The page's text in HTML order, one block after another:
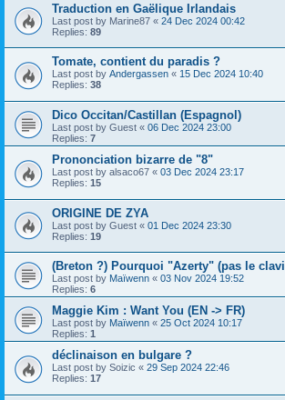
Traduction en Gaëlique Irlandais
Last post by Marine87 « 24 Dec 2024 00:42
Replies: 89
Tomate, contient du paradis ?
Last post by Andergassen « 15 Dec 2024 10:40
Replies: 38
Dico Occitan/Castillan (Espagnol)
Last post by Guest « 06 Dec 2024 23:00
Replies: 7
Prononciation bizarre de "8"
Last post by alsaco67 « 03 Dec 2024 23:17
Replies: 15
ORIGINE DE ZYA
Last post by Guest « 01 Dec 2024 23:30
Replies: 19
(Breton ?) Pourquoi "Azerty" (pas le
Last post by Maïwenn « 03 Nov 2024 19:52
Replies: 6
Maggie Kim : Want You (EN -> FR)
Last post by Maïwenn « 25 Oct 2024 10:17
Replies: 1
déclinaison en bulgare ?
Last post by Soizic « 29 Sep 2024 22:46
Replies: 17